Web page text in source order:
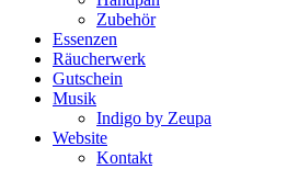
Zubehör
Essenzen
Räucherwerk
Gutschein
Musik
Indigo by Zeupa
Website
Kontakt